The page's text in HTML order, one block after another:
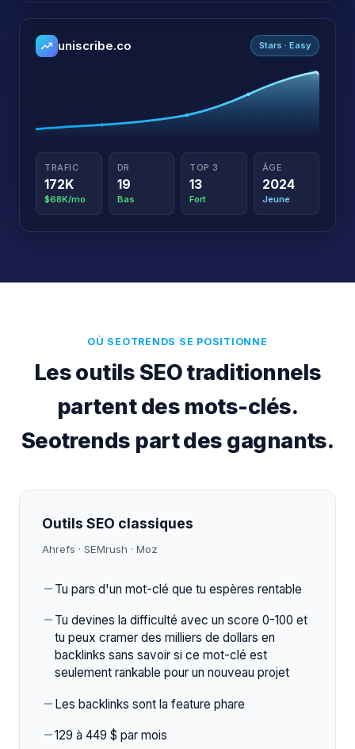
uniscribe.co Stars · Easy
TRAFIC
172K
$68K/mo
DR
19
Bas
TOP 3
13
Fort
ÂGE
2024
Jeune
OÙ SEOTRENDS SE POSITIONNE
Les outils SEO traditionnels
partent des mots-clés.
Seotrends part des gagnants.
Outils SEO classiques
Ahrefs · SEMrush · Moz
Tu pars d'un mot-clé que tu espères rentable
Tu devines la difficulté avec un score 0-100 et
tu peux cramer des milliers de dollars en
backlinks sans savoir si ce mot-clé est
seulement rankable pour un nouveau projet
Les backlinks sont la feature phare
129 à 449 $ par mois